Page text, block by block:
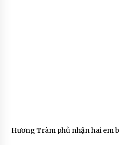
Hương Tràm phủ nhận hai em